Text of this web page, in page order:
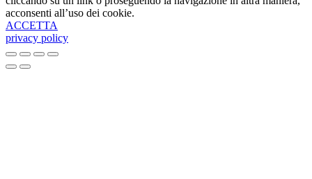
acconsenti all’uso dei cookie.
ACCETTA
privacy policy